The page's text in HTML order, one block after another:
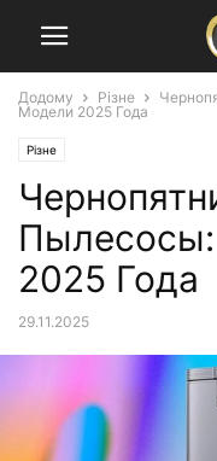
Додому Різне
Модели 2025 Года
Різне
2025 Года
29.11.2025